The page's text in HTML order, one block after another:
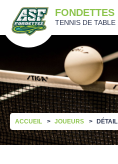
FONDETTES
TENNIS DE TABLE
ACCUEIL JOUEURS DÉTAIL